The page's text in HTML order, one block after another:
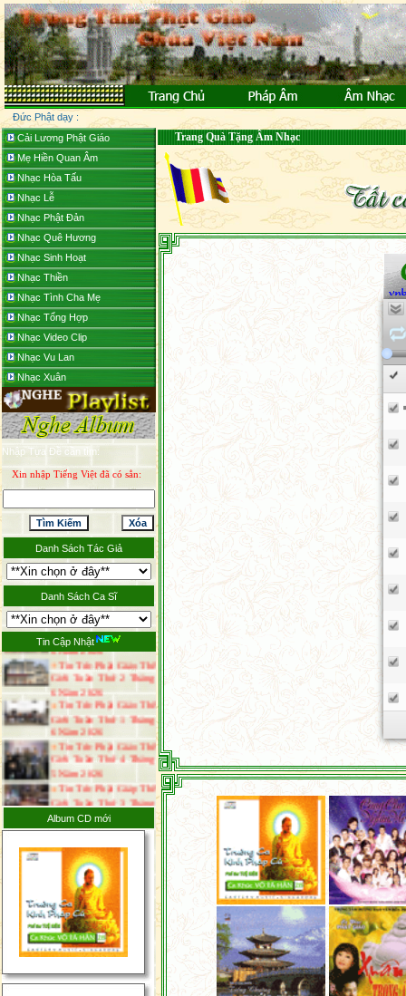
Đức Phật dạy :
Cải Lương Phật Giáo
Mẹ Hiền Quan Âm
Nhạc Hòa Tấu
Nhạc Lễ
Nhạc Phật Đản
Nhạc Quê Hương
Nhạc Sinh Hoạt
Nhạc Thiền
Nhạc Tình Cha Mẹ
Nhạc Tổng Hợp
Nhạc Video Clip
Nhạc Vu Lan
Nhạc Xuân
Nhập Tựa Đề cần tìm:
Xin nhập Tiếng Việt đã có sẳn:
Danh Sách Tác Giả
Danh Sách Ca Sĩ
Tin Cập Nhật
Tin Tức Phật Giáo
Tuần Thứ 4 Tháng 7
Năm 2026
Tin Tức Phật Giáo Thế
Giới Tuần Thứ 3 Tháng
7 Năm 2026
Thông Báo Đại Lễ Vu
Lan Báo Hiếu Năm 2026
Giới Tuần Thứ 1 Tháng
7 Năm 2026
Tin Tức Phật Giáo Thế
Giới Tuần Thứ 4 Tháng
6 Năm 2026
Giới Tuần Thứ 3 Tháng
6 Năm 2026
Tin Tức Phật Giáo Thế
Giới Tuần Thứ 2 Tháng
6 Năm 2026
Tin Tức Phật Giáo Thế
Giới Tuần Thứ 1 Tháng
6 Năm 2026
Tin Tức Phật Giáo Thế
Giới Tuần Thứ 4 Tháng
5 Năm 2026
Tin Tức Phật Giáp Thế
Giới Tuần Thứ 3 Tháng
5 Năm 2026
Album CD mới
Trang Quà Tặng Âm Nhạc